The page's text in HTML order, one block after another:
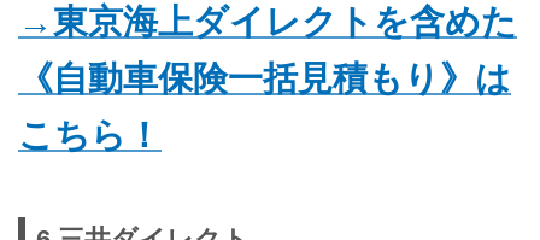
→東京海上ダイレクトを含めた
《自動車保険一括見積もり》は
こちら！